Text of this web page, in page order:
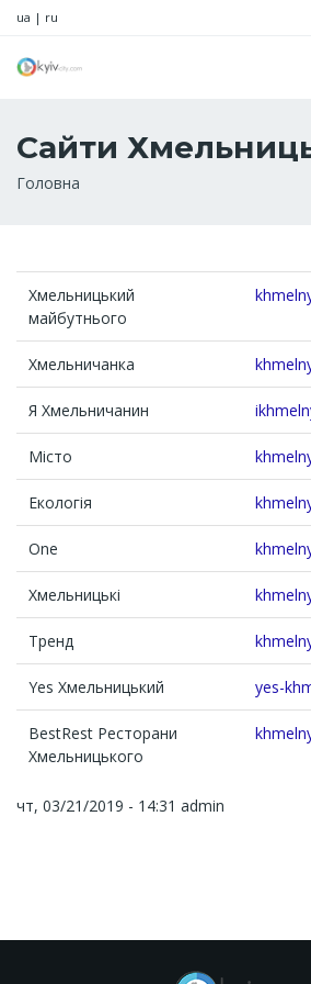
ua | ru
Сайти
Рядок
Головна
Хмельницький
майбутнього
Хмельничанка
Я Хмельничанин
Місто
Екологія
One
Хмельницькі
Тренд
Yes Хмельницький yes-
BestRest Ресторани
Хмельницького
чт, 03/21/2019 - 14:31 admin